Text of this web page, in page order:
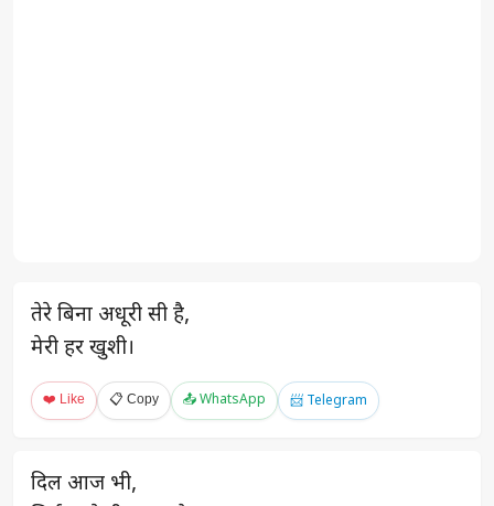
तेरे बिना अधूरी सी है,
मेरी हर खुशी।
❤️ Like 📋 Copy 📤 WhatsApp 📨 Telegram
दिल आज भी,